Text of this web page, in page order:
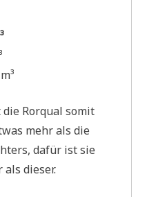
Rorqual somit
mehr als die
dafür ist sie
dieser.